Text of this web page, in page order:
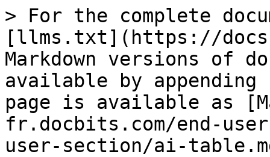
> For the complete
[llms.txt](https://
Markdown versions of
available by
page is available as
fr.docbits.com/end-
user-section/ai-